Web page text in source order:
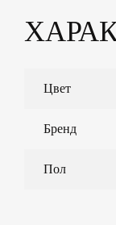
Цвет
Бренд
Пол